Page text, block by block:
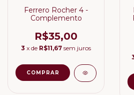
Ferrero Rocher 4 -
Complemento
R$35,00
3 x de R$11,67 sem juros